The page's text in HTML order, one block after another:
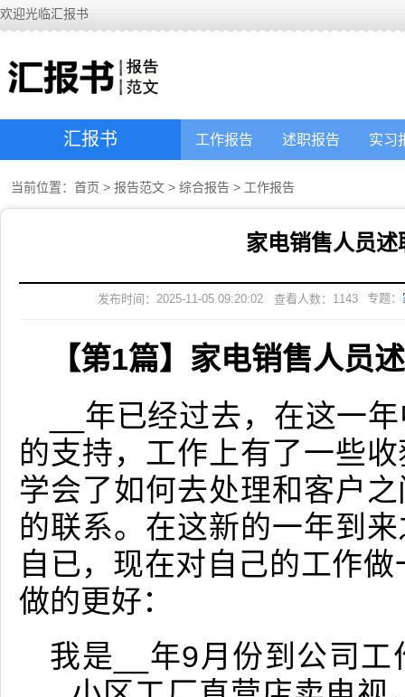
欢迎光临汇报书
汇报书 工作报告 述职报告 实习
当前位置： 首页 > 报告范文 > 综合报告 > 工作报告
家电销售人员
发布时间：2025-11-05 09:20:02 查看人数： 1143 专题：
【第1篇】家电销售人员
__年已经过去，在这一
的支持，工作上有了一些
学会了如何去处理和客户
的联系。在这新的一年到
自已，现在对自己的工作
做的更好：
我是__年9月份到公司